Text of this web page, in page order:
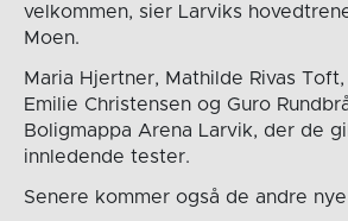
velkommen, sier Larviks
Moen.
Maria Hjertner, Mathilde Rivas
Emilie Christensen og Guro
Boligmappa Arena Larvik, der de
innledende tester.
Senere kommer også de andre